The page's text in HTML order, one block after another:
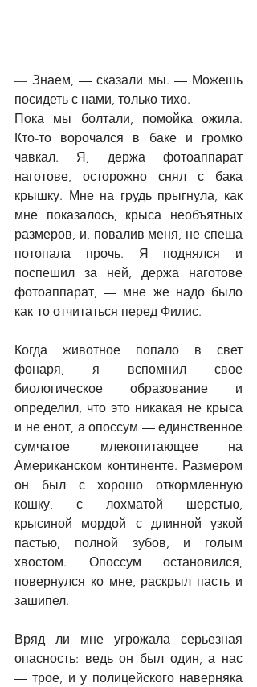
–– Знаем, — сказали мы. — Можешь
посидеть с нами, только тихо.
Пока мы болтали, помойка ожила.
Кто-то ворочался в баке и громко
чавкал. Я, держа фотоаппарат
наготове, осторожно снял с бака
крышку. Мне на грудь прыгнула, как
мне показалось, крыса необъятных
размеров, и, повалив меня, не спеша
потопала прочь. Я поднялся и
поспешил за ней, держа наготове
фотоаппарат, — мне же надо было
как-то отчитаться перед Филис.
Когда животное попало в свет
фонаря, я вспомнил свое
биологическое образование и
определил, что это никакая не крыса
и не енот, а опоссум — единственное
сумчатое млекопитающее на
Американском континенте. Размером
он был с хорошо откормленную
кошку, с лохматой шерстью,
крысиной мордой с длинной узкой
пастью, полной зубов, и голым
хвостом. Опоссум остановился,
повернулся ко мне, раскрыл пасть и
зашипел.
Вряд ли мне угрожала серьезная
— трое, и у полицейского наверняка